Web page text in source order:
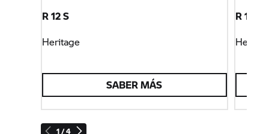
1 / 4
R 12 S
Heritage
SABER MÁS
R 12